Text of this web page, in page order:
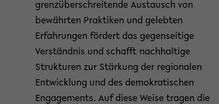
grenzüberschreitende Austausch von
bewährten Praktiken und gelebten
Erfahrungen fördert das gegenseitige
Verständnis und schafft nachhaltige
Strukturen zur Stärkung der regionalen
Entwicklung und des demokratischen
Engagements. Auf diese Weise tragen die